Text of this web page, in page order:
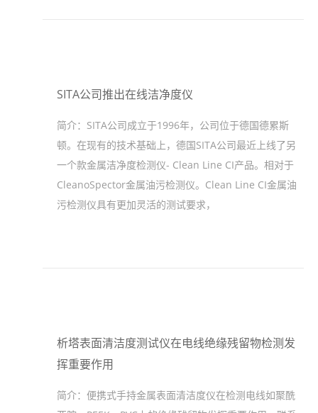
SITA公司推出在线洁净度仪
简介： SITA公司成立于1996年，公司位于德国德累斯
顿。在现有的技术基础上，德国SITA公司最近上线了另
一个款金属洁净度检测仪- Clean Line CI产品。相对于
CleanoSpector金属油污检测仪。Clean Line CI金属油
污检测仪具有更加灵活的测试要求，
析塔表面清洁度测试仪在电线绝缘残留物检测发
挥重要作用
简介： 便携式手持金属表面清洁度仪在检测电线如聚酰